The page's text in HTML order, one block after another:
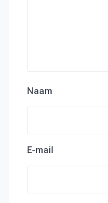
Naam
E-mail